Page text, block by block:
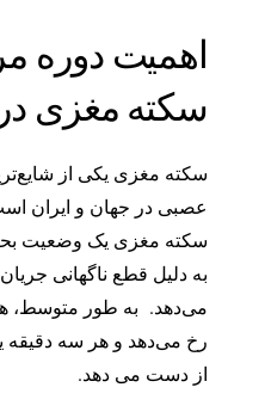
منزلاهمیت دوره
سکته مغزی
سکته مغزی یکی از
عصبی در جهان و ایران
سکته مغزی یک وضعیت
به دلیل قطع ناگهانی
رخ می‌دهد و هر سه دقیقه
از دست می دهد.